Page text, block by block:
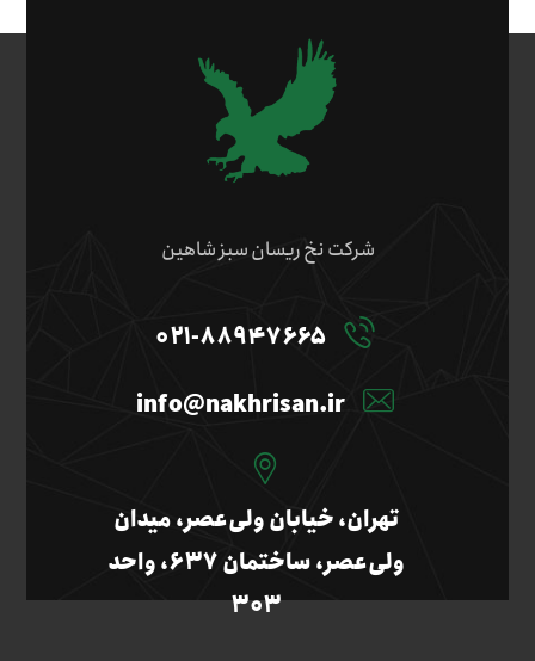
شرکت نخ ریسان سبز شاهین
۰۲۱-۸۸۹۴۷۶۶۵
info@nakhrisan.ir
تهران، خیابان ولی‌عصر، میدان
ولی‌عصر، ساختمان ۶۳۷، واحد
۳۰۳